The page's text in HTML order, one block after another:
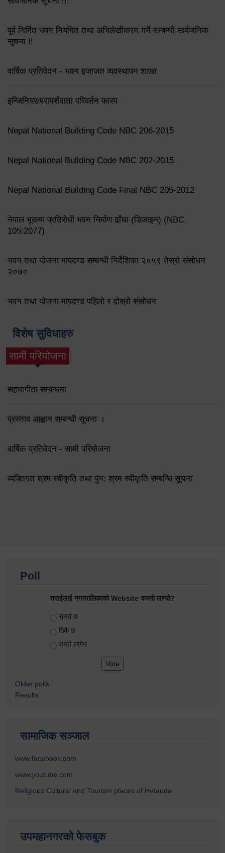
पूर्व निर्मित भवन नियमित तथा अभिलेखीकरण गर्ने सम्बन्धी सार्वजनिक
सूचना !!
वार्षिक प्रतिवेदन - भवन इजाजत व्यवस्थापन शाखा
इन्जिनियर/परामर्शदाता परिवर्तन फारम
Nepal National Building Code NBC 206-2015
Nepal National Building Code NBC 202-2015
Nepal National Building Code Final NBC 205-2012
नेपाल भूकम्प प्रतिरोधी भवन निर्माण ढाँचा (डिजाइन) (NBC.
105:2077)
भवन तथा योजना मापदण्ड सम्बन्धी निर्देशिका २०५९ तेस्रो संसोधन
२०७०
भवन तथा योजना मापदण्ड पहिलो र दोस्रो संसोधन
विशेष सुविधाहरु
सामी परियोजना
(active tab)
सहभागीता सम्बन्धमा
प्रस्ताव आह्वान सम्बन्धी सूचना ।
वार्षिक प्रतिवेदन - सामी परियोजना
व्यक्तिगत श्रम स्वीकृति तथा पुन: श्रम स्वीकृति सम्बन्धि सूचना
Poll
तपाईलाई नगरपालिकाको Website कस्तो लाग्यो?
Choices
राम्रो छ
ठिकै छ
राम्रो लागेन
Older polls
Results
सामाजिक सञ्जाल
www.facebook.com
www.youtube.com
Religious Cultural and Tourism places of Hetauda
उपमहानगरको फेसबुक